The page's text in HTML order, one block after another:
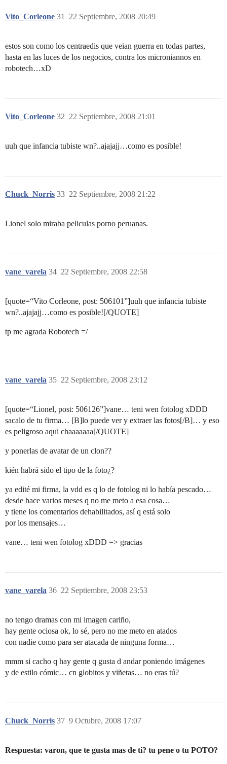
Vito_Corleone 22 Septiembre, 2008 20:49
31
estos son como los centraedis que veian guerra en todas partes,
hasta en las luces de los negocios, contra los microniannos en
robotech…xD
Vito_Corleone 22 Septiembre, 2008 21:01
32
uuh que infancia tubiste wn?..ajajajj…como es posible!
Chuck_Norris 22 Septiembre, 2008 21:22
33
Lionel solo miraba peliculas porno peruanas.
vane_varela 22 Septiembre, 2008 22:58
34
[quote=“Vito Corleone, post: 506101”]uuh que infancia tubiste
wn?..ajajajj…como es posible![/QUOTE]
tp me agrada Robotech =/
vane_varela 22 Septiembre, 2008 23:12
35
[quote=“Lionel, post: 506126”]vane… teni wen fotolog xDDD
sacalo de tu firma… [B]lo puede ver y extraer las fotos[/B]… y eso
es peligroso aqui chaaaaaaa[/QUOTE]
y ponerlas de avatar de un clon??
kién habrá sido el tipo de la foto¿?
ya edité mi firma, la vdd es q lo de fotolog ni lo había pescado…
desde hace varios meses q no me meto a esa cosa…
y tiene los comentarios dehabilitados, así q está solo
por los mensajes…
vane… teni wen fotolog xDDD => gracias
vane_varela 22 Septiembre, 2008 23:53
36
no tengo dramas con mi imagen cariño,
hay gente ociosa ok, lo sé, pero no me meto en atados
con nadie como para ser atacada de ninguna forma…
mmm si cacho q hay gente q gusta d andar poniendo imágenes
y de estilo cómic… cn globitos y viñetas… no eras tú?
Chuck_Norris 9 Octubre, 2008 17:07
37
Respuesta: varon, que te gusta mas de ti? tu pene o tu POTO?